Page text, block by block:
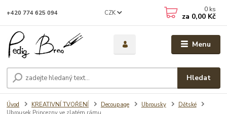
Menu
CZK
Hledat
+420 774 625 094 0 ks
za 0,00 Kč
Úvod KREATIVNÍ TVOŘENÍ Decoupage Ubrousky
Dětské